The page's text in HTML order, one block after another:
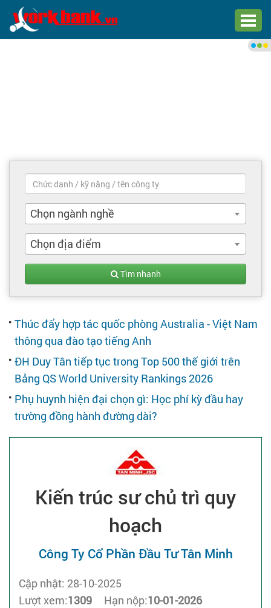
Trang chủ
Việc làm mới nhất
Tìm việc làm
Nhà tuyển dụng
Chọn ngành nghề
Chọn địa điểm
Tìm nhanh
Thúc đẩy hợp tác quốc phòng Australia - Việt Nam
thông qua đào tạo tiếng Anh
ĐH Duy Tân tiếp tục trong Top 500 thế giới trên
Bảng QS World University Rankings 2026
Phụ huynh hiện đại chọn gì: Học phí kỳ đầu hay
trường đồng hành đường dài?
Kiến trúc sư chủ trì quy
hoạch
Công Ty Cổ Phần Đầu Tư Tân Minh
Cập nhật: 28-10-2025
Lượt xem:1309 Hạn nộp:10-01-2026